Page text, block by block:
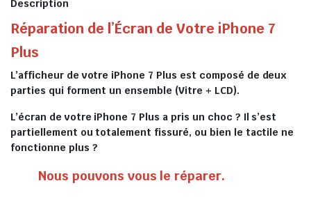
Description
Réparation de l’Écran de Votre iPhone 7
Plus
L’afficheur de votre iPhone 7 Plus est composé de deux
parties qui forment un ensemble (Vitre + LCD).
L’écran de votre iPhone 7 Plus a pris un choc ? Il s’est
partiellement ou totalement fissuré, ou bien le tactile ne
fonctionne plus ?
Nous pouvons vous le réparer.